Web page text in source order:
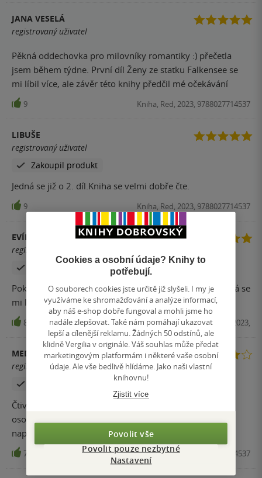
hltala se zatajeným dechem. Přála bych si ale lepší konec,
větší happy end. Celkově byla kniha velmi autentická, což
hodnotím jako velké plus ❤️☺️
JANA VESELÁ
registrovaný uživatel
Pěkná oddechovka pro milovníky romantiky :) přečetla
jsem během týdne. První díl Ženy ze statku Falkensee se
mi líbil více, ale závěr této knihy předčil mé očekávání
9 Kniha, Red, 2023, 9788027714537
LIBUŠE
registrovaný uživatel
Zakoupil produkt
Jedná se již o 2. díl.Kniha se velmi dobře čte.
9 Kniha, Red, 2023, 9788027714537
EVÍKULUS
registrovaný uživatel
Hodnoceno z aplikace
Pokračování bylo stejně hezké jako předchozí díl. Možná se
mi líbil ještě o něco více.
8 E-kniha, Red, 2023,
MEDVÍDKA
registrovaný uživatel
Hodnoceno z aplikace
Čtivé pokračování rodinné ságy, které krásně ukazuje
osobní i politické proměny v meziválečném Německu –
napínavé, ale s jemným dramatickým vyzněním.
7 Kniha, Red, 2023, 9788027714537
Cookies a osobní údaje? Knihy to
potřebují.
O souborech cookies jste určitě již slyšeli. I my je
využíváme ke shromažďování a analýze informací,
aby náš e-shop dobře fungoval a mohli jsme ho
nadále zlepšovat. Také nám pomáhají ukazovat
lepší a cílenější reklamu. Žádných 50 odstínů, ale
klidně Vergilia v originále. Váš souhlas může předat
marketingovým platformám i některé vaše osobní
údaje. Ale vše bedlivě hlídáme. Jako naši vlastní
knihovnu!
Zjistit více
Povolit vše
Povolit pouze nezbytné
Nastavení